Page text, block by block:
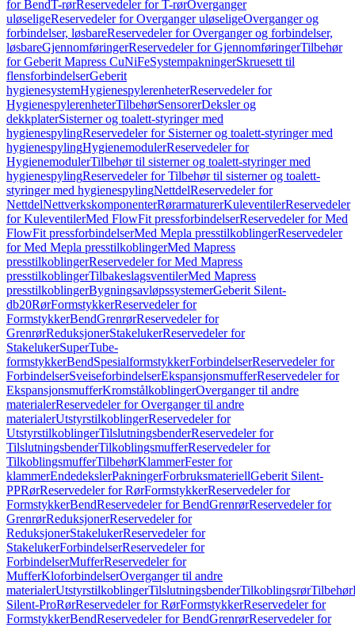
for BendT-rørReservedeler for T-rørOverganger
uløseligeReservedeler for Overganger uløseligeOverganger og
forbindelser, løsbareReservedeler for Overganger og forbindelser,
løsbareGjennomføringerReservedeler for GjennomføringerTilbehør
for Geberit Mapress CuNiFeSystempakningerSkruesett til
flensforbindelserGeberit
hygienesystemHygienespylerenheterReservedeler for
HygienespylerenheterTilbehørSensorerDeksler og
dekkplaterSisterner og toalett-styringer med
hygienespylingReservedeler for Sisterner og toalett-styringer med
hygienespylingHygienemodulerReservedeler for
HygienemodulerTilbehør til sisterner og toalett-styringer med
hygienespylingReservedeler for Tilbehør til sisterner og toalett-
styringer med hygienespylingNettdelReservedeler for
NettdelNettverkskomponenterRørarmaturerKuleventilerReservedeler
for KuleventilerMed FlowFit pressforbindelserReservedeler for Med
FlowFit pressforbindelserMed Mepla presstilkoblingerReservedeler
for Med Mepla presstilkoblingerMed Mapress
presstilkoblingerReservedeler for Med Mapress
presstilkoblingerTilbakeslagsventilerMed Mapress
presstilkoblingerBygningsavløpssystemerGeberit Silent-
db20RørFormstykkerReservedeler for
FormstykkerBendGrenrørReservedeler for
GrenrørReduksjonerStakelukerReservedeler for
StakelukerSuperTube-
formstykkerBendSpesialformstykkerForbindelserReservedeler for
ForbindelserSveiseforbindelserEkspansjonsmufferReservedeler for
EkspansjonsmufferKromstålkoblingerOverganger til andre
materialerReservedeler for Overganger til andre
materialerUtstyrstilkoblingerReservedeler for
UtstyrstilkoblingerTilslutningsbenderReservedeler for
TilslutningsbenderTilkoblingsmufferReservedeler for
TilkoblingsmufferTilbehørKlammerFester for
klammerEndedekslerPakningerForbruksmateriellGeberit Silent-
PPRørReservedeler for RørFormstykkerReservedeler for
FormstykkerBendReservedeler for BendGrenrørReservedeler for
GrenrørReduksjonerReservedeler for
ReduksjonerStakelukerReservedeler for
StakelukerForbindelserReservedeler for
ForbindelserMufferReservedeler for
MufferKloforbindelserOverganger til andre
materialerUtstyrstilkoblingerTilslutningsbenderTilkoblingsrørTilbehør
Silent-ProRørReservedeler for RørFormstykkerReservedeler for
FormstykkerBendReservedeler for BendGrenrørReservedeler for